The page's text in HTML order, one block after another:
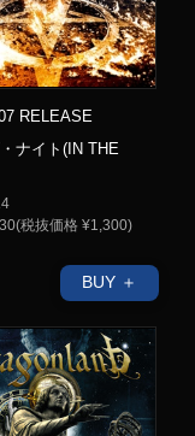
RELEASE
ナイト(IN THE
税抜価格 ¥1,300)
BUY ＋